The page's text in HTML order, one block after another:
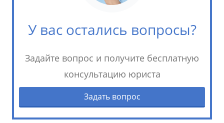
У вас остались вопросы?
Задайте вопрос и получите бесплатную
консультацию юриста
Задать вопрос